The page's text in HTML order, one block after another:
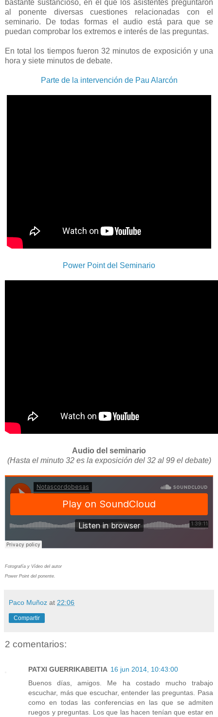
bastante sustancioso, en el que los asistentes preguntaron
al ponente diversas cuestiones relacionadas con el
seminario. De todas formas el audio está para que se
puedan comprobar los extremos e interés de las preguntas.
En total los tiempos fueron 32 minutos de exposición y una
hora y siete minutos de debate.
Parte de la intervención de Pau Alarcón
Power Point del Seminario
Audio del seminario
(Hasta el minuto 32 es la exposición del 32 al 99 el debate)
Fotografía y Vídeo del autor
Power Point del ponente.
Paco Muñoz at 22:06
Compartir
2 comentarios:
PATXI GUERRIKABEITIA 16 jun 2014, 10:43:00
Buenos días, amigos. Me ha costado mucho trabajo
escuchar, más que escuchar, entender las preguntas. Pasa
como en todas las conferencias en las que se admiten
ruegos y preguntas. Los que las hacen tenían que estar en